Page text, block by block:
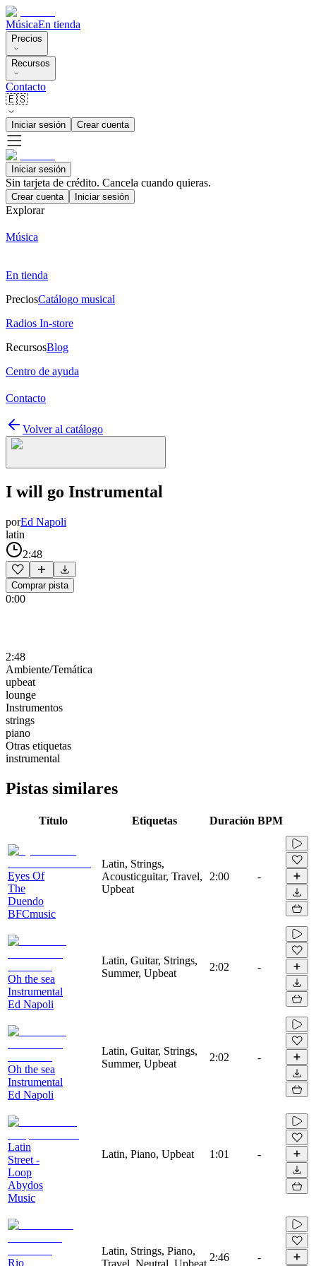
MúsicaEn tienda
Precios
Recursos
Contacto
🇪🇸
Iniciar sesión Crear cuenta
Iniciar sesión
Sin tarjeta de crédito. Cancela cuando quieras.
Crear cuenta Iniciar sesión
Explorar
Música
En tienda
PreciosCatálogo musical
Radios In-store
RecursosBlog
Centro de ayuda
Contacto
Volver al catálogo
I will go Instrumental
porEd Napoli
latin
2:48
Comprar pista
0:00
2:48
Ambiente/Temática
upbeat
lounge
Instrumentos
strings
piano
Otras etiquetas
instrumental
Pistas similares
Título Etiquetas Duración BPM
Eyes Of
The
Duendo
BFCmusic
Latin, Strings,
Acousticguitar, Travel,
Upbeat
2:00 -
Oh the sea
Instrumental
Ed Napoli
Latin, Guitar, Strings,
Summer, Upbeat
2:02 -
Oh the sea
Instrumental
Ed Napoli
Latin, Guitar, Strings,
Summer, Upbeat
2:02 -
Latin
Street -
Loop
Abydos
Music
Latin, Piano, Upbeat 1:01 -
Rio
Latin, Strings, Piano,
Travel, Neutral, Upbeat
2:46 -